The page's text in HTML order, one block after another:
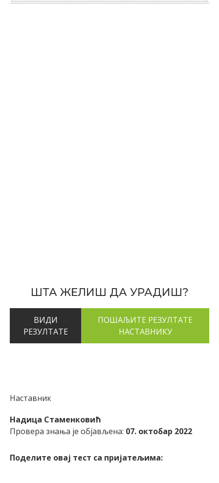
ШТА ЖЕЛИШ ДА УРАДИШ?
ВИДИ
РЕЗУЛТАТЕ
Наставник
Надица Стаменковић
Провера знања је објављена: 07. октобар 2022
Поделите овај тест са пријатељима: